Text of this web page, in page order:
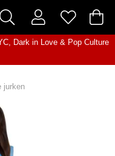
, Dark in Love& Pop Culture
jurken